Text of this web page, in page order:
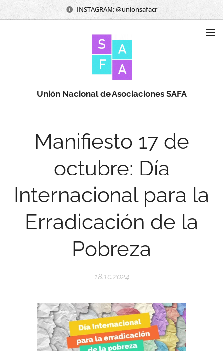
INSTAGRAM: @unionsafacr
Unión Nacional de Asociaciones SAFA
Manifiesto 17 de
octubre: Día
Internacional para la
Erradicación de la
Pobreza
18.10.2024